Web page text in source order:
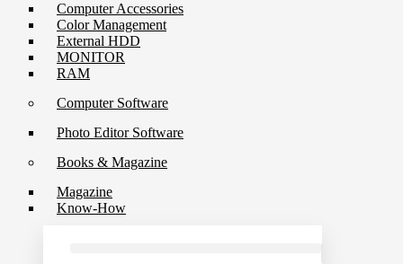
Computer Accessories
Color Management
External HDD
MONITOR
RAM
Computer Software
Photo Editor Software
Books & Magazine
Magazine
Know-How